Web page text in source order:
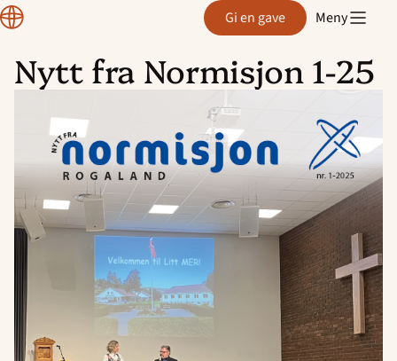
Hopp
innhold
Region
Rogaland Gi en gave Meny
Nytt fra Normisjon 1-25